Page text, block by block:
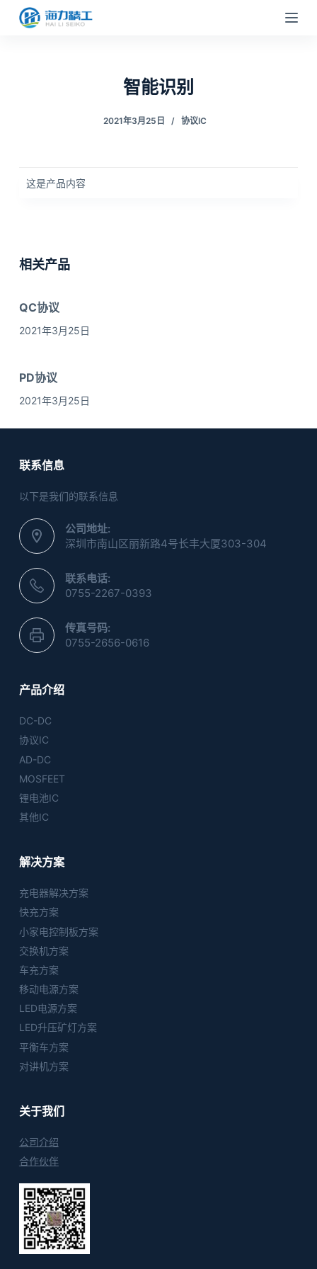
跳
智能识别
2021年3月25日 协议IC
这是产品内容
相关产品
QC协议
2021年3月25日
PD协议
2021年3月25日
联系信息
以下是我们的联系信息
公司地址:
深圳市南山区丽新路4号长丰大厦303-304
联系电话:
0755-2267-0393
传真号码:
0755-2656-0616
产品介绍
DC-DC
协议IC
AD-DC
MOSFEET
锂电池IC
其他IC
解决方案
充电器解决方案
快充方案
小家电控制板方案
交换机方案
车充方案
移动电源方案
LED电源方案
LED升压矿灯方案
平衡车方案
对讲机方案
关于我们
公司介绍
合作伙伴